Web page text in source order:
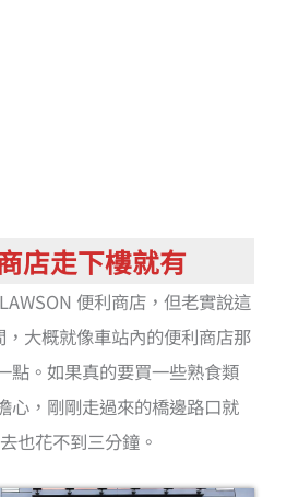
店走下樓就有
便利商店，但老實說這
，大概就像車站內的便利商店那
點。如果真的要買一些熟食類
心，剛剛走過來的橋邊路口就
也花不到三分鐘。